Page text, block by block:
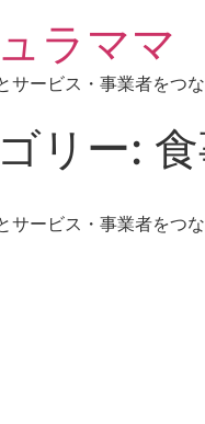
ラママ
サービス・事業者をつ
リー:
サービス・事業者をつ